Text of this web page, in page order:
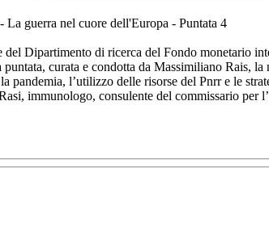
guerra nel cuore dell'Europa - Puntata 4
Dipartimento di ricerca del Fondo monetario
curata e condotta da Massimiliano Rais,
pandemia, l’utilizzo delle risorse del Pnrr e le
immunologo, consulente del commissario per